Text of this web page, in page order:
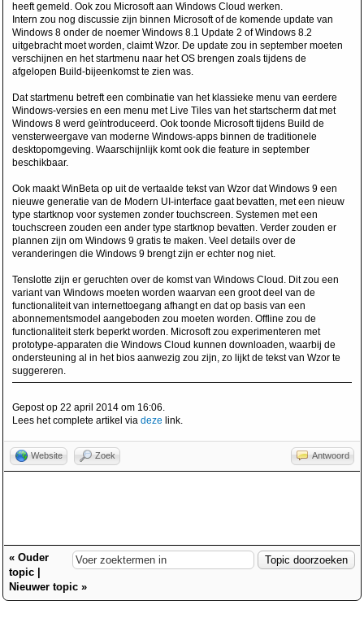
heeft gemeld. Ook zou Microsoft aan Windows Cloud werken.
Intern zou nog discussie zijn binnen Microsoft of de komende update van
Windows 8 onder de noemer Windows 8.1 Update 2 of Windows 8.2
uitgebracht moet worden, claimt Wzor. De update zou in september moeten
verschijnen en het startmenu naar het OS brengen zoals tijdens de
afgelopen Build-bijeenkomst te zien was.
Dat startmenu betreft een combinatie van het klassieke menu van eerdere
Windows-versies en een menu met Live Tiles van het startscherm dat met
Windows 8 werd geïntroduceerd. Ook toonde Microsoft tijdens Build de
vensterweergave van moderne Windows-apps binnen de traditionele
desktopomgeving. Waarschijnlijk komt ook die feature in september
beschikbaar.
Ook maakt WinBeta op uit de vertaalde tekst van Wzor dat Windows 9 een
nieuwe generatie van de Modern UI-interface gaat bevatten, met een nieuw
type startknop voor systemen zonder touchscreen. Systemen met een
touchscreen zouden een ander type startknop bevatten. Verder zouden er
plannen zijn om Windows 9 gratis te maken. Veel details over de
veranderingen die Windows 9 brengt zijn er echter nog niet.
Tenslotte zijn er geruchten over de komst van Windows Cloud. Dit zou een
variant van Windows moeten worden waarvan een groot deel van de
functionaliteit van internettoegang afhangt en dat op basis van een
abonnementsmodel aangeboden zou moeten worden. Offline zou de
functionaliteit sterk beperkt worden. Microsoft zou experimenteren met
prototype-apparaten die Windows Cloud kunnen downloaden, waarbij de
ondersteuning al in het bios aanwezig zou zijn, zo lijkt de tekst van Wzor te
suggereren.
Gepost op 22 april 2014 om 16:06.
Lees het complete artikel via deze link.
Website Zoek Antwoord
« Ouder
topic
Nieuwer topic »